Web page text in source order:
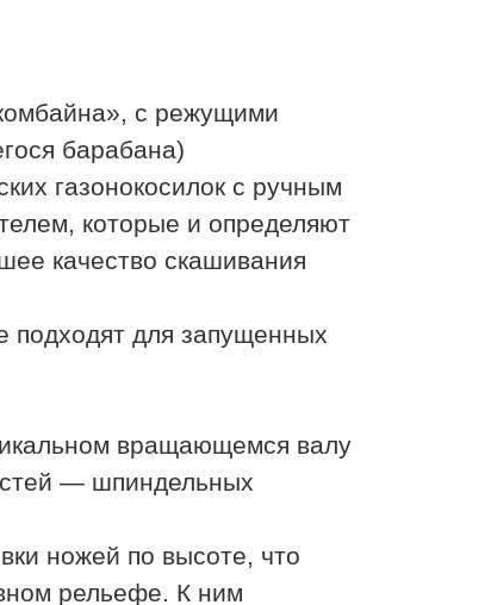
с режущими
барабана)
газонокосилок с ручным
которые и определяют
качество скашивания
для запущенных
вращающемся валу
— шпиндельных
ножей по высоте, что
рельефе. К ним